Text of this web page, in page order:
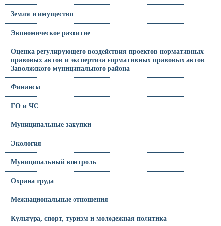
Земля и имущество
Экономическое развитие
Оценка регулирующего воздействия проектов нормативных
правовых актов и экспертиза нормативных правовых актов
Заволжского муниципального района
Финансы
ГО и ЧС
Муниципальные закупки
Экология
Муниципальный контроль
Охрана труда
Межнациональные отношения
Культура, спорт, туризм и молодежная политика